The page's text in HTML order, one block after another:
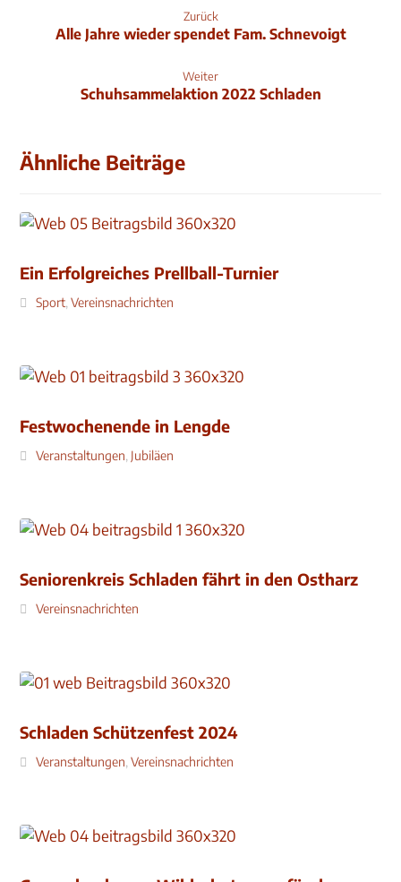
Zurück
Alle Jahre wieder spendet Fam. Schnevoigt
Weiter
Schuhsammelaktion 2022 Schladen
Ähnliche Beiträge
Ein Erfolgreiches Prellball-Turnier
Sport,Vereinsnachrichten
Festwochenende in Lengde
Veranstaltungen, Jubiläen
Seniorenkreis Schladen fährt in den Ostharz
Vereinsnachrichten
Schladen Schützenfest 2024
Veranstaltungen,Vereinsnachrichten